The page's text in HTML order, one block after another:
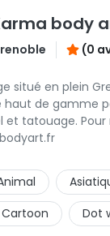
body
(0
situé en plein
haut de gamme
et tatouage.
Cartoon
Dot